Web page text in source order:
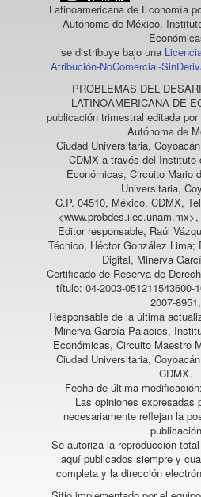
Latinoamericana de Economía
Autónoma de México,
se distribuye bajo una
Atribución-NoComercial-
PROBLEMAS DEL
LATINOAMERICANA DE
publicación trimestral editada
Autónoma de
Ciudad Universitaria,
CDMX a través del Instituto
Económicas, Circuito Mario
Universitaria,
C.P. 04510, México, CDMX,
Editor responsable, Raúl
Técnico, Héctor González Lima;
Digital, Minerva
Certificado de Reserva de
título: 04-2003-051211543600-
2007-8951,
Responsable de la última
Minerva García Palacios,
Económicas, Circuito Maestro
Ciudad Universitaria,
CDMX.
Fecha de última
Las opiniones expresadas
necesariamente reflejan la
Se autoriza la reproducción
aquí publicados siempre y
completa y la dirección